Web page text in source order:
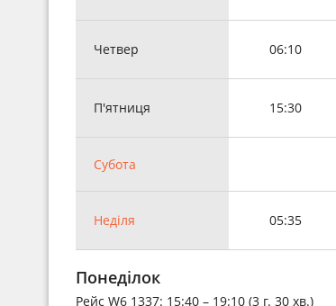
Четвер 06:10
П'ятниця 15:30
Субота
Неділя 05:35
Понеділок
Рейс W6 1337: 15:40 – 19:10 (3 г. 30 хв.)